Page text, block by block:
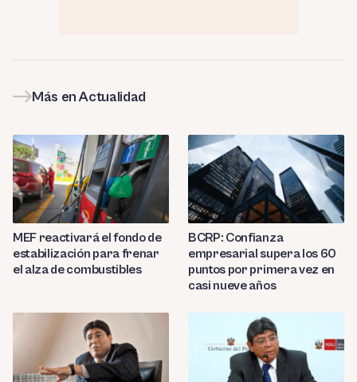
Más en Actualidad
MEF reactivará el fondo de
estabilización para frenar
el alza de combustibles
BCRP: Confianza
empresarial supera los 60
puntos por primera vez en
casi nueve años